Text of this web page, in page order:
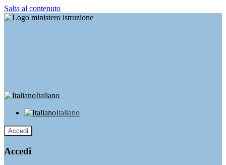
Salta al contenuto
Italiano
Italiano
Accedi
Accedi